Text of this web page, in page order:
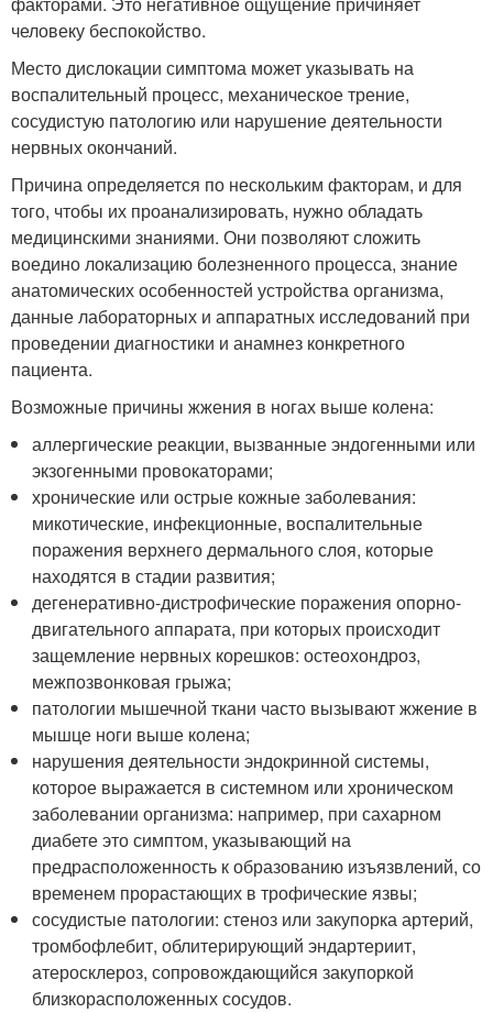
человеку беспокойство.
Место дислокации симптома может указывать на
воспалительный процесс, механическое трение,
сосудистую патологию или нарушение деятельности
нервных окончаний.
Причина определяется по нескольким факторам, и для
того, чтобы их проанализировать, нужно обладать
медицинскими знаниями. Они позволяют сложить
воедино локализацию болезненного процесса, знание
анатомических особенностей устройства организма,
данные лабораторных и аппаратных исследований при
проведении диагностики и анамнез конкретного
пациента.
Возможные причины жжения в ногах выше колена:
аллергические реакции, вызванные эндогенными или
экзогенными провокаторами;
хронические или острые кожные заболевания:
микотические, инфекционные, воспалительные
поражения верхнего дермального слоя, которые
находятся в стадии развития;
дегенеративно-дистрофические поражения опорно-
двигательного аппарата, при которых происходит
защемление нервных корешков: остеохондроз,
межпозвонковая грыжа;
патологии мышечной ткани часто вызывают жжение в
мышце ноги выше колена;
нарушения деятельности эндокринной системы,
которое выражается в системном или хроническом
заболевании организма: например, при сахарном
диабете это симптом, указывающий на
предрасположенность к образованию изъязвлений, со
временем прорастающих в трофические язвы;
сосудистые патологии: стеноз или закупорка артерий,
тромбофлебит, облитерирующий эндартериит,
атеросклероз, сопровождающийся закупоркой
близкорасположенных сосудов.